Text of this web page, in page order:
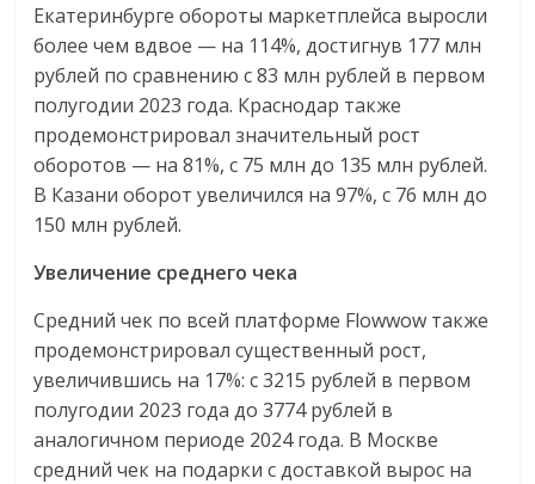
обсудить
эти
изменения
читателем.
Екатеринбурге обороты маркетплейса выросли
более чем вдвое — на 114%, достигнув 177 млн
рублей по сравнению с 83 млн рублей в первом
полугодии 2023 года. Краснодар также
продемонстрировал значительный рост
оборотов — на 81%, с 75 млн до 135 млн рублей.
В Казани оборот увеличился на 97%, с 76 млн до
150 млн рублей.
Увеличение среднего чека
Средний чек по всей платформе Flowwow также
продемонстрировал существенный рост,
увеличившись на 17%: с 3215 рублей в первом
полугодии 2023 года до 3774 рублей в
аналогичном периоде 2024 года. В Москве
средний чек на подарки с доставкой вырос на